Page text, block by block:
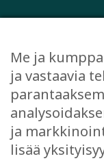
Me ja
ja vastaavia
ja
lisää